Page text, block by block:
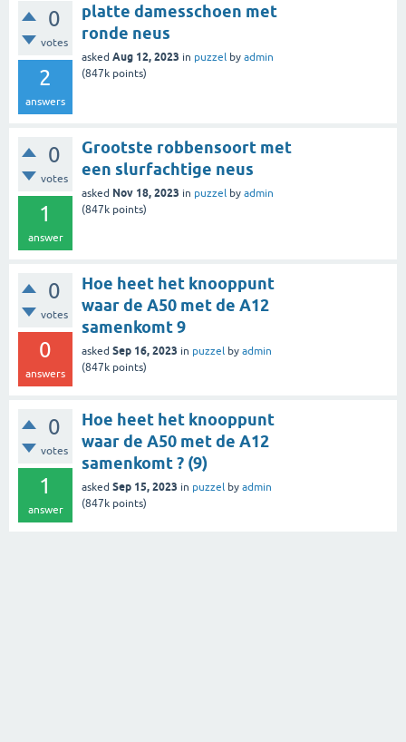
0
votes
2
answers
platte damesschoen met
ronde neus
asked Aug 12, 2023 in puzzel by admin
(847k points)
0
votes
1
answer
Grootste robbensoort met
een slurfachtige neus
asked Nov 18, 2023 in puzzel by admin
(847k points)
0
votes
0
answers
Hoe heet het knooppunt
waar de A50 met de A12
samenkomt 9
asked Sep 16, 2023 in puzzel by admin
(847k points)
0
votes
1
answer
Hoe heet het knooppunt
waar de A50 met de A12
samenkomt ? (9)
asked Sep 15, 2023 in puzzel by admin
(847k points)